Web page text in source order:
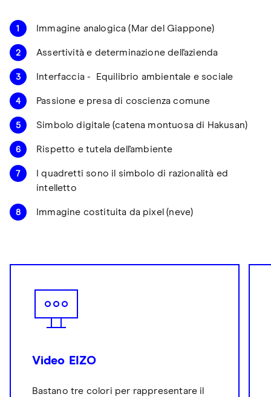
Immagine analogica (Mar del Giappone)
Assertività e determinazione dell'azienda
Interfaccia - Equilibrio ambientale e sociale
Passione e presa di coscienza comune
Simbolo digitale (catena montuosa di Hakusan)
Rispetto e tutela dell'ambiente
I quadretti sono il simbolo di razionalità ed
intelletto
Immagine costituita da pixel (neve)
Video EIZO
Bastano tre colori per rappresentare il